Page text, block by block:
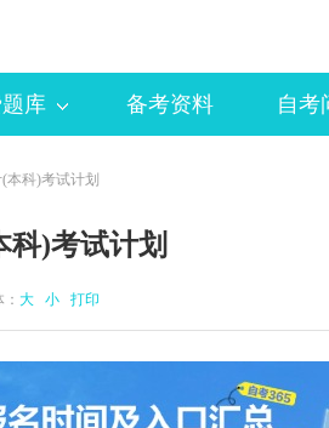
库 备考资料 自考
本科)考试计划
科)考试计划
大 小 打印